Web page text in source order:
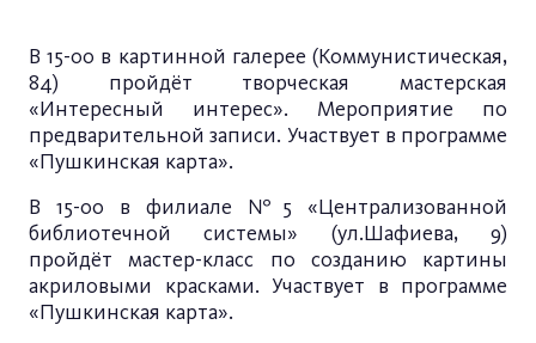
В 15-00 в картинной галерее (Коммунистическая,
84) пройдёт творческая мастерская
«Интересный интерес». Мероприятие по
предварительной записи. Участвует в программе
«Пушкинская карта».
В 15-00 в филиале №5 «Централизованной
библиотечной системы» (ул.Шафиева, 9)
пройдёт мастер-класс по созданию картины
акриловыми красками. Участвует в программе
«Пушкинская карта».